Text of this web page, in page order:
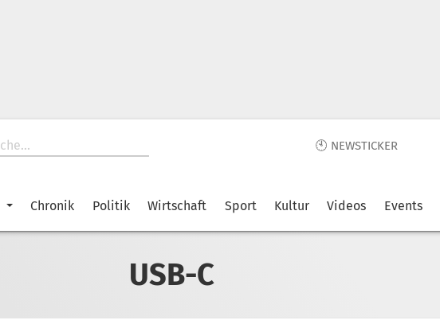
🕙 NEWSTICKER
Chronik Politik Wirtschaft Sport Kultur Videos Events
USB-C